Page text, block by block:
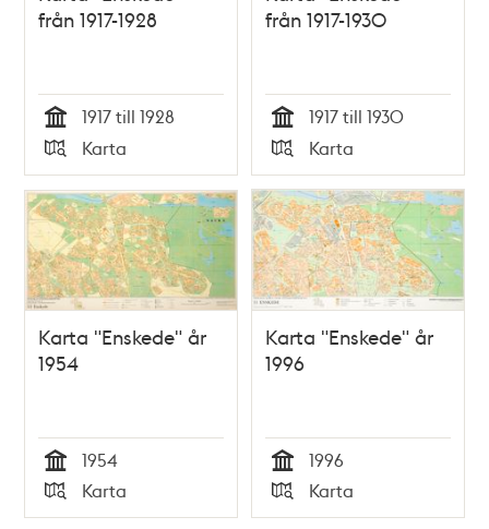
från 1917-1928
Tid
1917 till 1928
Typ
Karta
från 1917-1930
Tid
1917 till 1930
Typ
Karta
Karta "Enskede" år
1954
Tid
1954
Typ
Karta
Karta "Enskede" år
1996
Tid
1996
Typ
Karta